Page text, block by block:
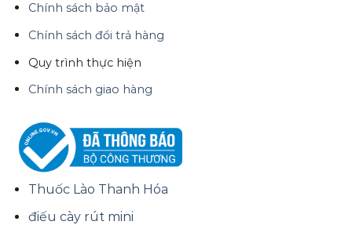
Chính sách bảo mật
Chính sách đổi trả hàng
Quy trình thực hiện
Chính sách giao hàng
Thuốc Lào Thanh Hóa
điếu cày rút mini